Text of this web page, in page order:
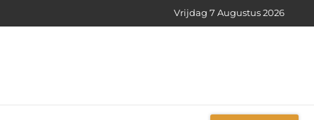
Vrijdag 7 Augustus 2026